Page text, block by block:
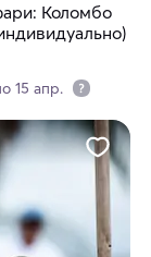
Коломбо
15 апр.